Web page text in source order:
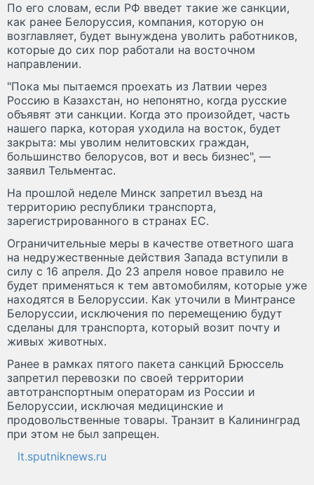
По его словам, если РФ введет такие же санкции,
как ранее Белоруссия, компания, которую он
возглавляет, будет вынуждена уволить работников,
которые до сих пор работали на восточном
направлении.
"Пока мы пытаемся проехать из Латвии через
Россию в Казахстан, но непонятно, когда русские
объявят эти санкции. Когда это произойдет, часть
нашего парка, которая уходила на восток, будет
закрыта: мы уволим нелитовских граждан,
большинство белорусов, вот и весь бизнес", —
заявил Тельментас.
На прошлой неделе Минск запретил въезд на
территорию республики транспорта,
зарегистрированного в странах ЕС.
Ограничительные меры в качестве ответного шага
на недружественные действия Запада вступили в
силу с 16 апреля. До 23 апреля новое правило не
будет применяться к тем автомобилям, которые уже
находятся в Белоруссии. Как уточили в Минтрансе
Белоруссии, исключения по перемещению будут
сделаны для транспорта, который возит почту и
живых животных.
Ранее в рамках пятого пакета санкций Брюссель
запретил перевозки по своей территории
автотранспортным операторам из России и
Белоруссии, исключая медицинские и
продовольственные товары. Транзит в Калининград
при этом не был запрещен.
lt.sputniknews.ru